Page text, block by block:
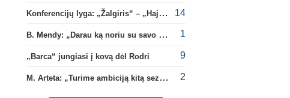
Konferencijų lyga: „Žalgiris“ – „Hajduk“ (rungtynės tiesiogiai) 14
B. Mendy: „Darau ką noriu su savo pasaulio čempionato titulu“ 1
„Barca“ jungiasi į kovą dėl Rodri 9
M. Arteta: „Turime ambiciją kitą sezoną kovoti dėl visų titulų“ 2